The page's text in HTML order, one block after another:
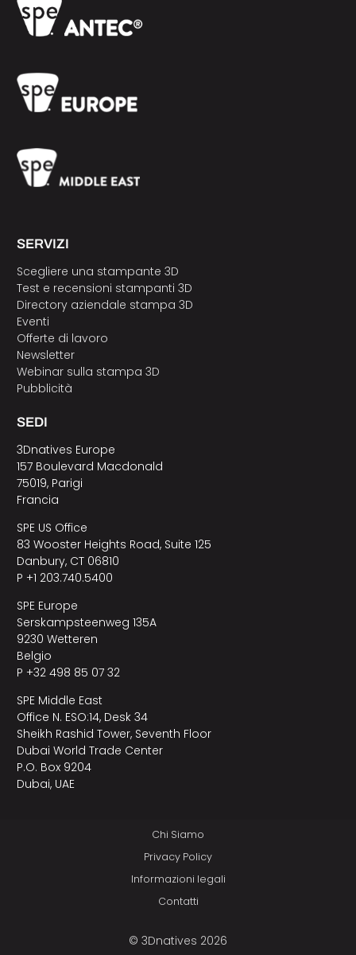
SERVIZI
Scegliere una stampante 3D
Test e recensioni stampanti 3D
Directory aziendale stampa 3D
Eventi
Offerte di lavoro
Newsletter
Webinar sulla stampa 3D
Pubblicità
SEDI
3Dnatives Europe
157 Boulevard Macdonald
75019, Parigi
Francia
SPE US Office
83 Wooster Heights Road, Suite 125
Danbury, CT 06810
P +1 203.740.5400
SPE Europe
Serskampsteenweg 135A
9230 Wetteren
Belgio
P +32 498 85 07 32
SPE Middle East
Office N. ESO:14, Desk 34
Sheikh Rashid Tower, Seventh Floor
Dubai World Trade Center
P.O. Box 9204
Dubai, UAE
Chi Siamo
Privacy Policy
Informazioni legali
Contatti
© 3Dnatives 2026